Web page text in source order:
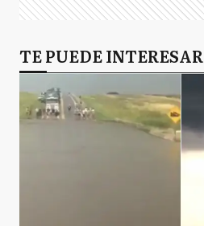
TE PUEDE INTERESAR